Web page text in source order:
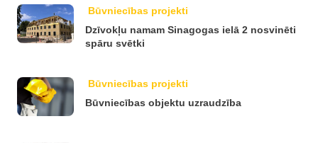
Būvniecības projekti
Dzīvokļu namam Sinagogas ielā 2 nosvinēti
spāru svētki
Būvniecības projekti
Būvniecības objektu uzraudzība